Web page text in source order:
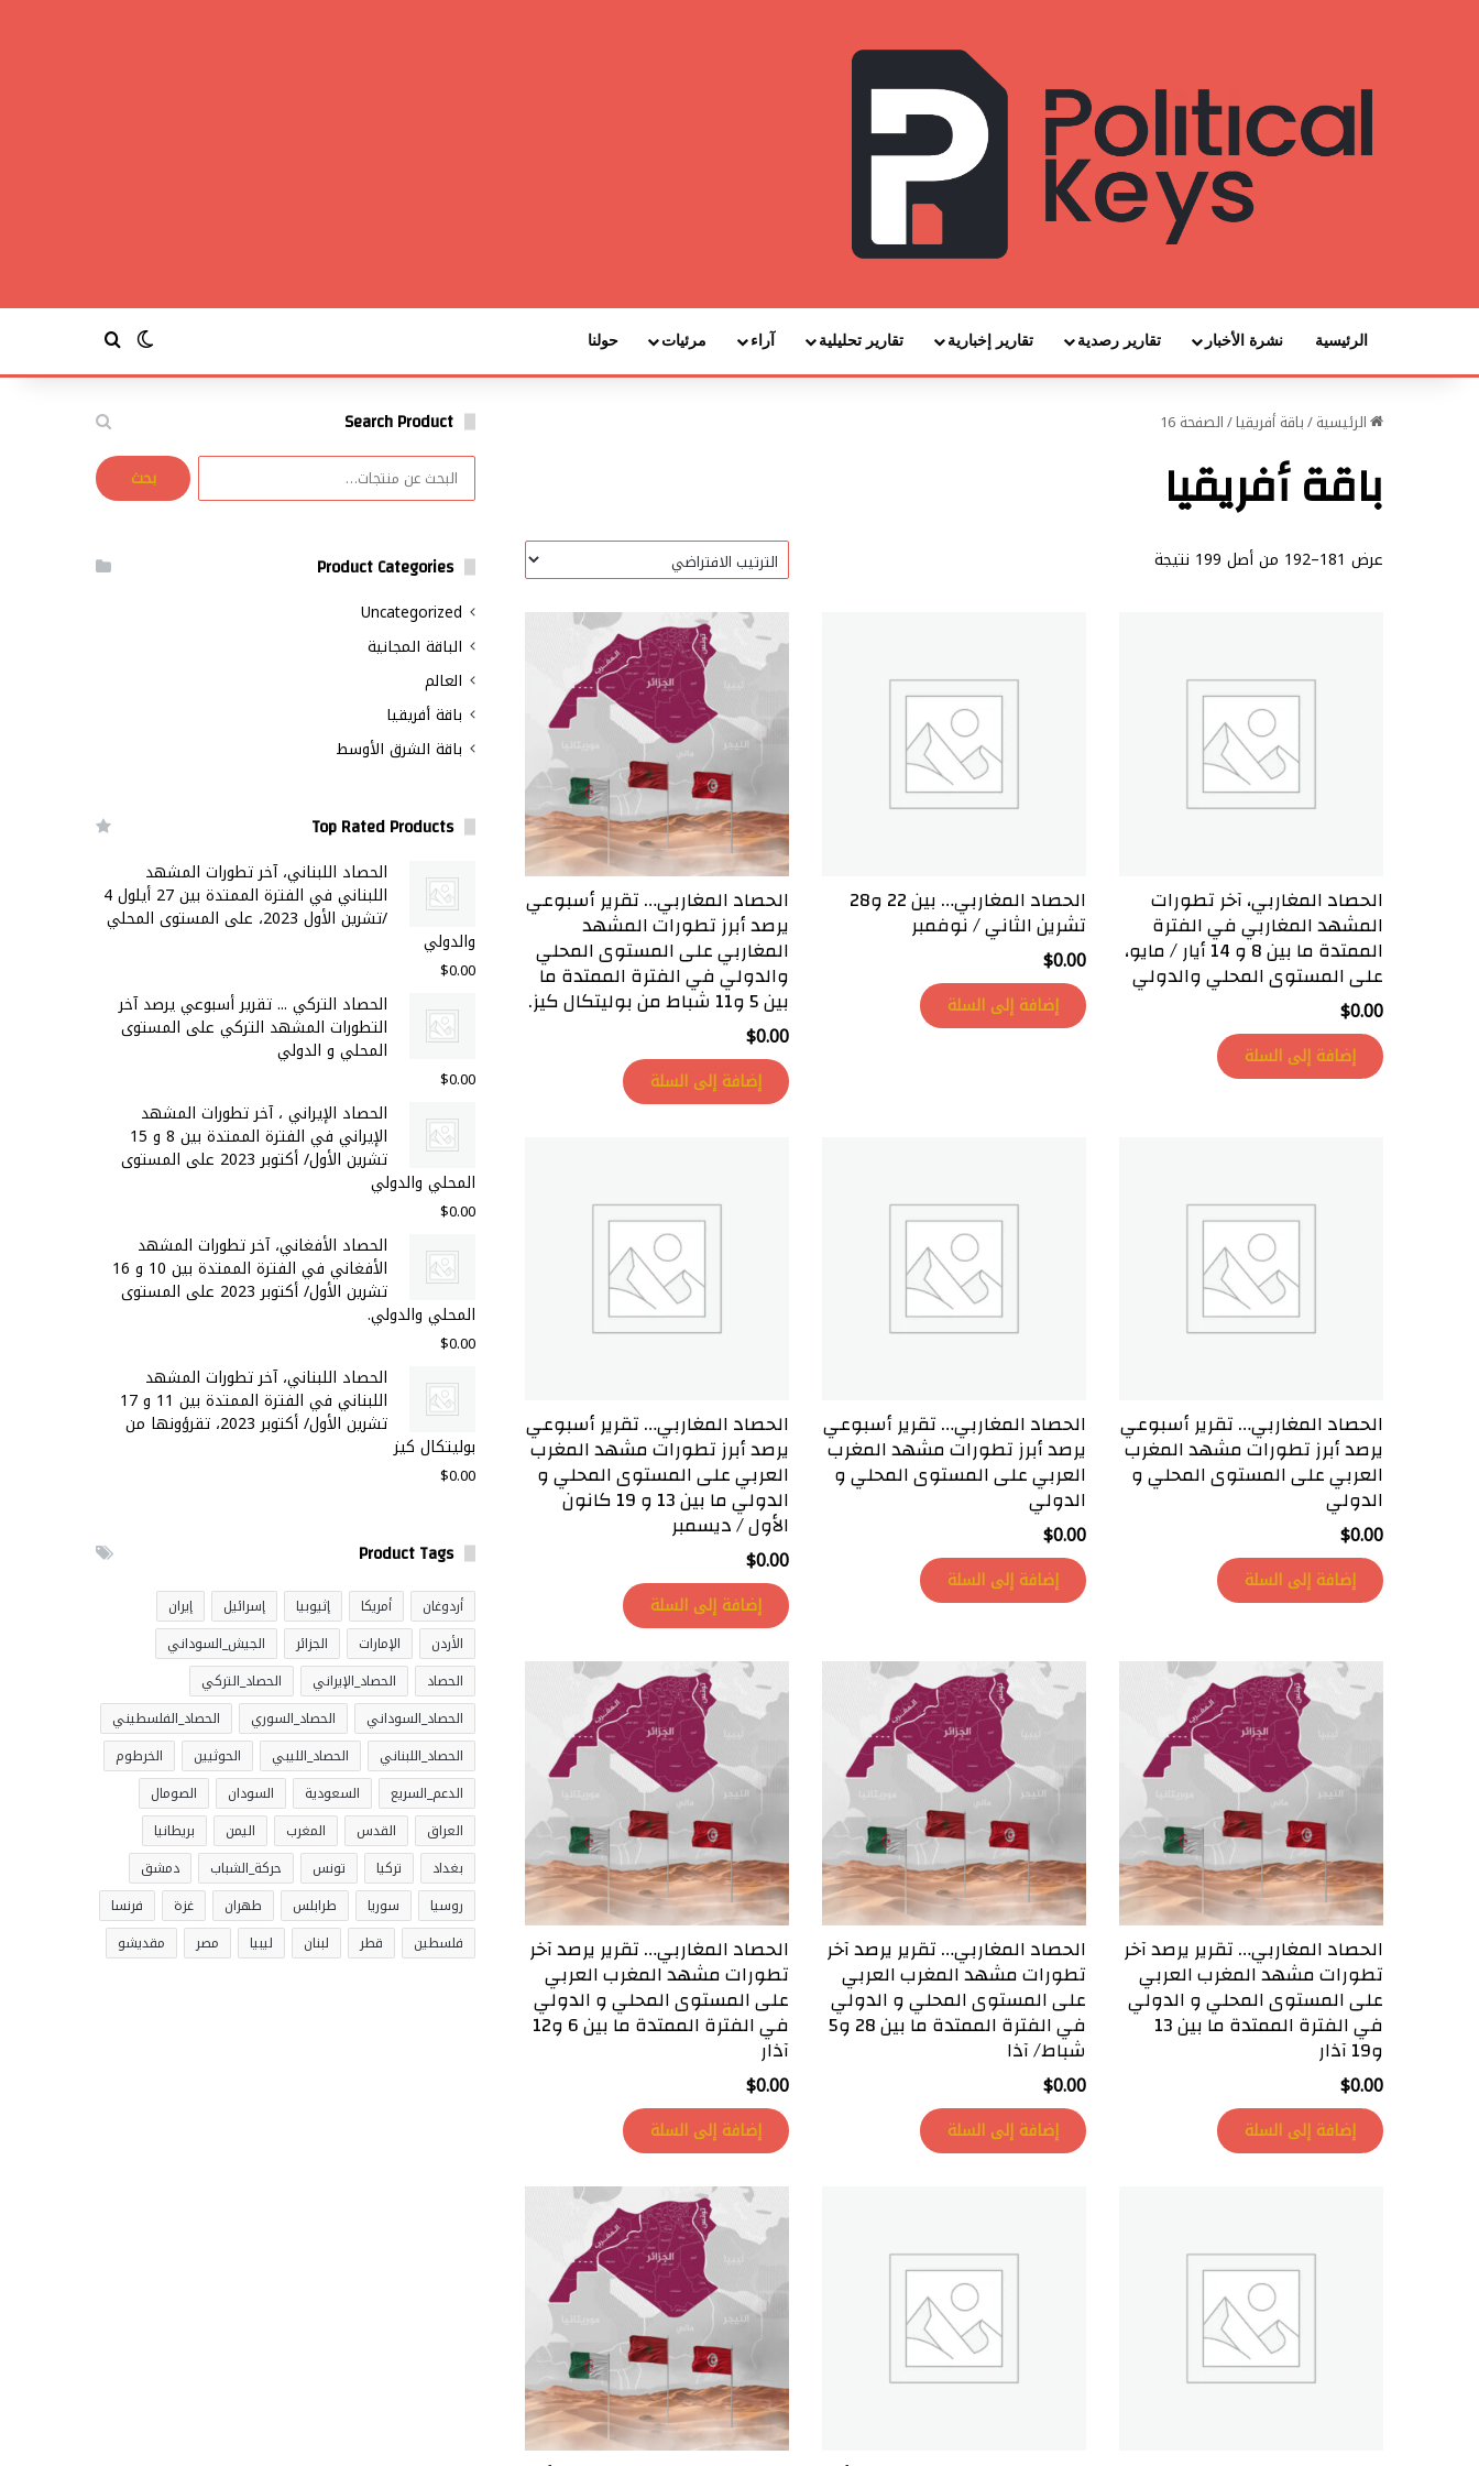
الرئيسية نشرة الأخبار تقارير رصدية تقارير إخبارية تقارير تحليلية آراء مرئيات حولنا الوضع المظلم
بحث عن
الرئيسية/باقة أفريقيا/الصفحة 16
باقة أفريقيا
عرض 181–192 من أصل 199 نتيجة
الحصاد المغاربي، آخر تطورات
المشهد المغاربي في الفترة
الممتدة ما بين 8 و 14 أيار / مايو،
على المستوى المحلي والدولي
$0.00
إضافة إلى السلة
الحصاد المغاربي… بين 22 و28
تشرين الثاني / نوفمبر
$0.00
إضافة إلى السلة
الحصاد المغاربي… تقرير أسبوعي
يرصد أبرز تطورات المشهد
المغاربي على المستوى المحلي
والدولي في الفترة الممتدة ما
بين 5 و11 شباط من بوليتكال كيز.
$0.00
إضافة إلى السلة
الحصاد المغاربي… تقرير أسبوعي
يرصد أبرز تطورات مشهد المغرب
العربي على المستوى المحلي و
الدولي
$0.00
إضافة إلى السلة
الحصاد المغاربي… تقرير أسبوعي
يرصد أبرز تطورات مشهد المغرب
العربي على المستوى المحلي و
الدولي
$0.00
إضافة إلى السلة
الحصاد المغاربي… تقرير أسبوعي
يرصد أبرز تطورات مشهد المغرب
العربي على المستوى المحلي و
الدولي ما بين 13 و 19 كانون
الأول / ديسمبر
$0.00
إضافة إلى السلة
الحصاد المغاربي… تقرير يرصد آخر
تطورات مشهد المغرب العربي
على المستوى المحلي و الدولي
في الفترة الممتدة ما بين 13
و19 آذار
$0.00
إضافة إلى السلة
الحصاد المغاربي… تقرير يرصد آخر
تطورات مشهد المغرب العربي
على المستوى المحلي و الدولي
في الفترة الممتدة ما بين 28 و5
شباط/ آذا
$0.00
إضافة إلى السلة
الحصاد المغاربي… تقرير يرصد آخر
تطورات مشهد المغرب العربي
على المستوى المحلي و الدولي
في الفترة الممتدة ما بين 6 و12
آذار
$0.00
إضافة إلى السلة
Search Product
البحث
بحث
Product Categories
Uncategorized
الباقة المجانية
العالم
باقة أفريقيا
باقة الشرق الأوسط
Top Rated Products
الحصاد اللبناني، آخر تطورات المشهد
اللبناني في الفترة الممتدة بين 27 أيلول 4
/تشرين الأول 2023، على المستوى المحلي
والدولي
$0.00
الحصاد التركي ... تقرير أسبوعي يرصد آخر
التطورات المشهد التركي على المستوى
المحلي و الدولي
$0.00
الحصاد الإيراني ، آخر تطورات المشهد
الإيراني في الفترة الممتدة بين 8 و 15
تشرين الأول/ أكتوبر 2023 على المستوى
المحلي والدولي
$0.00
الحصاد الأفغاني، آخر تطورات المشهد
الأفغاني في الفترة الممتدة بين 10 و 16
تشرين الأول/ أكتوبر 2023 على المستوى
المحلي والدولي.
$0.00
الحصاد اللبناني، آخر تطورات المشهد
اللبناني في الفترة الممتدة بين 11 و 17
تشرين الأول/ أكتوبر 2023، تقرؤونها من
بوليتكال كيز
$0.00
Product Tags
أردوغان أمريكا إثيوبيا إسرائيل
إيران
الأردن
الإمارات الجزائر
الجيش_السوداني
الحصاد
الحصاد_الإيراني
الحصاد_التركي
الحصاد_السوداني
الحصاد_السوري
الحصاد_الفلسطيني
الحصاد_اللبناني
الحصاد_الليبي الحوثيين
الخرطوم
الدعم_السريع
السعودية السودان
الصومال
العراق
القدس المغرب اليمن
بريطانيا
بغداد
تركيا تونس حركة_الشباب
دمشق
روسيا
سوريا طرابلس طهران غزة
فرنسا
فلسطين
قطر لبنان ليبيا مصر مقديشو